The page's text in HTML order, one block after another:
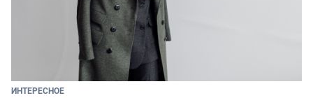
ИНТЕРЕСНОЕ